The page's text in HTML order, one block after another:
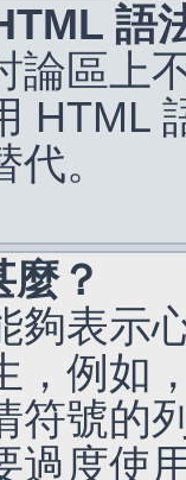
語
論區上
HTML
。
？
夠表示
，例如
符號的
過度使